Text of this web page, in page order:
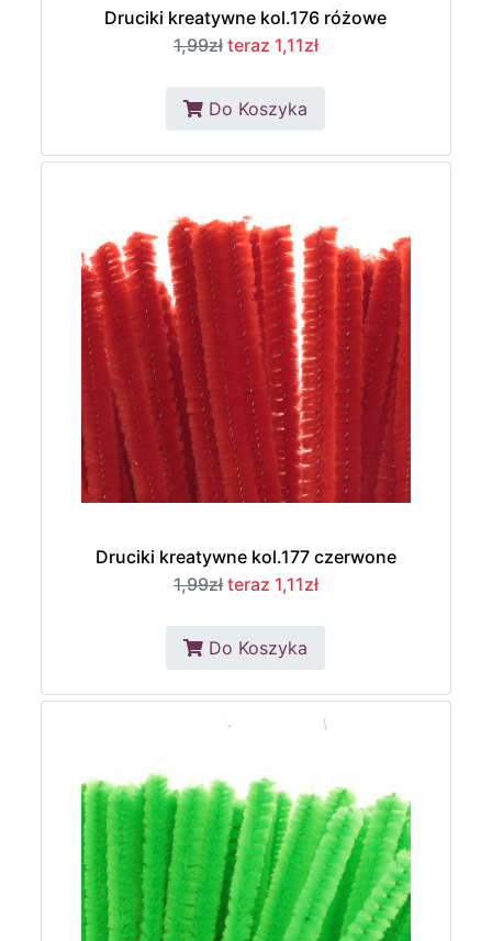
Druciki kreatywne kol.176 różowe
1,99zł teraz 1,11zł
Do Koszyka
Druciki kreatywne kol.177 czerwone
1,99zł teraz 1,11zł
Do Koszyka